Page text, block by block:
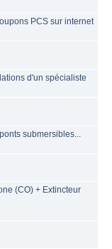
PCS sur internet
d'un spécialiste
submersibles...
(CO) + Extincteur